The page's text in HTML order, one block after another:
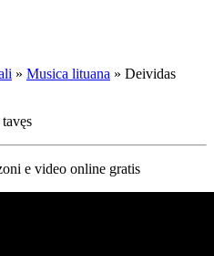
» Musica lituana » Deividas
e video online gratis